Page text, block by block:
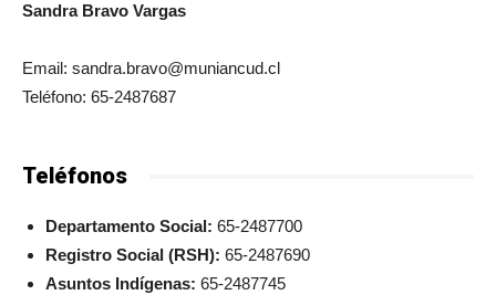
Sandra Bravo Vargas
Email: sandra.bravo@muniancud.cl
Teléfono: 65-2487687
Teléfonos
Departamento Social: 65-2487700
Registro Social (RSH): 65-2487690
Asuntos Indígenas: 65-2487745